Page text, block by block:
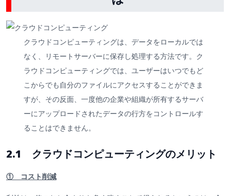
クラウドコンピューティングは、データをローカルでは
なく、リモートサーバーに保存し処理する方法です。ク
ラウドコンピューティングでは、ユーザーはいつでもど
こからでも自分のファイルにアクセスすることができま
すが、その反面、一度他の企業や組織が所有するサーバ
ーにアップロードされたデータの行方をコントロールす
ることはできません。
2.1 クラウドコンピューティングのメリット
① コスト削減